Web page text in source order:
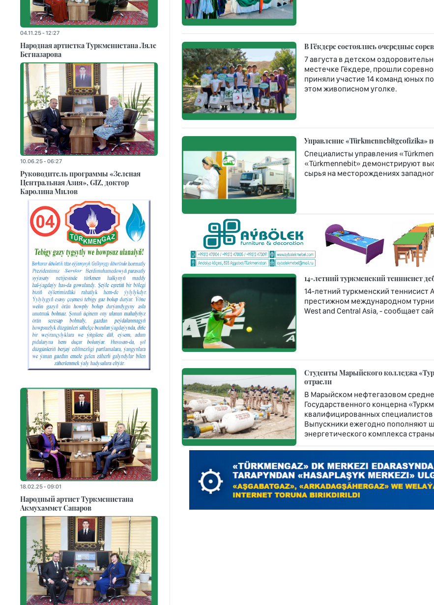
В Гёкдере состоялись очередные
7 августа в детском
местечке Гёкдере, прошли
приняли участие 14 команд юных
этом живописном уголке.
Управление «Türkmennebitgeofizika»
Специалисты управления
«Türkmennebit» демонстрируют
сырья на месторождениях
14-летний туркменский теннисист
14-летний туркменский теннисист
престижном международном
West and Central Asia, - сообщает
Студенты Марыйского колледжа
отрасли
В Марыйском нефтегазовом
Государственного концерна
квалифицированных
Выпускники ежегодно пополняют
энергетического комплекса
04.11.25 - 12:27
Народная артистка Туркменистана Ляле
Бегназарова
10.06.25 - 06:27
Руководитель программы «Зеленая
Центральная Азия», GIZ, доктор
Каролина Милов
18.02.25 - 09:01
Народный артист Туркменистана
Акмухаммет Сапаров